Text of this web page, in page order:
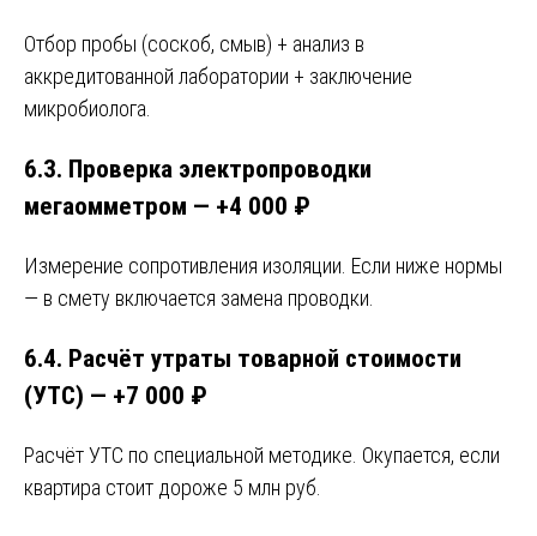
Отбор пробы (соскоб, смыв) + анализ в
аккредитованной лаборатории + заключение
микробиолога.
6.3. Проверка электропроводки
мегаомметром — +4 000 ₽
Измерение сопротивления изоляции. Если ниже нормы
— в смету включается замена проводки.
6.4. Расчёт утраты товарной стоимости
(УТС) — +7 000 ₽
Расчёт УТС по специальной методике. Окупается, если
квартира стоит дороже 5 млн руб.